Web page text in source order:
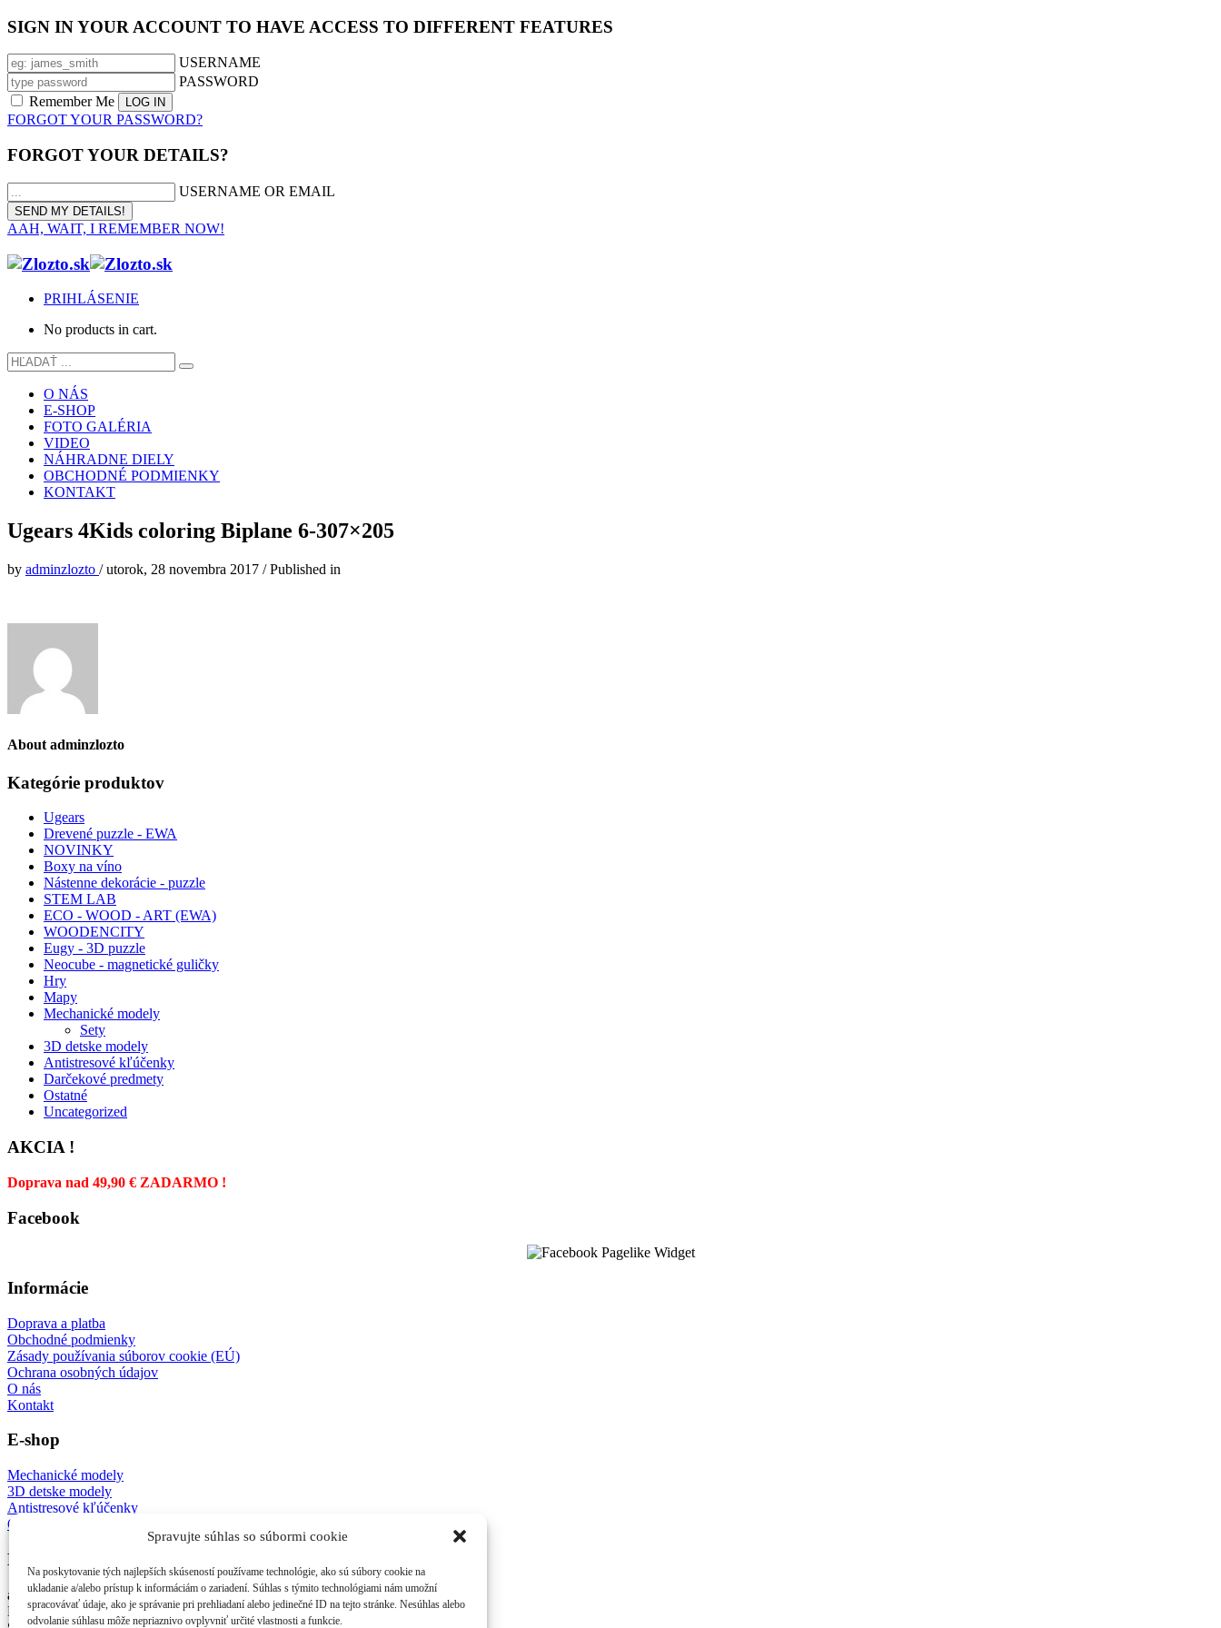
Spravujte súhlas so súbormi cookie
Na poskytovanie tých najlepších skúseností používame technológie, ako sú súbory cookie na
ukladanie a/alebo prístup k informáciám o zariadení. Súhlas s týmito technológiami nám umožní
spracovávať údaje, ako je správanie pri prehliadaní alebo jedinečné ID na tejto stránke. Nesúhlas alebo
odvolanie súhlasu môže nepriaznivo ovplyvniť určité vlastnosti a funkcie.
SIGN IN YOUR ACCOUNT TO HAVE ACCESS TO DIFFERENT FEATURES
USERNAME
PASSWORD
Remember Me
FORGOT YOUR PASSWORD?
FORGOT YOUR DETAILS?
USERNAME OR EMAIL
AAH, WAIT, I REMEMBER NOW!
PRIHLÁSENIE
No products in cart.
O NÁS
E-SHOP
FOTO GALÉRIA
VIDEO
NÁHRADNE DIELY
OBCHODNÉ PODMIENKY
KONTAKT
Ugears 4Kids coloring Biplane 6-307×205
by adminzlozto /utorok, 28 novembra 2017 /Published in
About adminzlozto
Kategórie produktov
Ugears
Drevené puzzle - EWA
NOVINKY
Boxy na víno
Nástenne dekorácie - puzzle
STEM LAB
ECO - WOOD - ART (EWA)
WOODENCITY
Eugy - 3D puzzle
Neocube - magnetické guličky
Hry
Mapy
Mechanické modely
Sety
3D detske modely
Antistresové kľúčenky
Darčekové predmety
Ostatné
Uncategorized
AKCIA !
Doprava nad 49,90 € ZADARMO !
Facebook
Informácie
Doprava a platba
Obchodné podmienky
Zásady používania súborov cookie (EÚ)
Ochrana osobných údajov
O nás
Kontakt
E-shop
Mechanické modely
3D detske modely
Antistresové kľúčenky
Ostatné
Kontakt
afes s.r.o.
Nejedlého 3